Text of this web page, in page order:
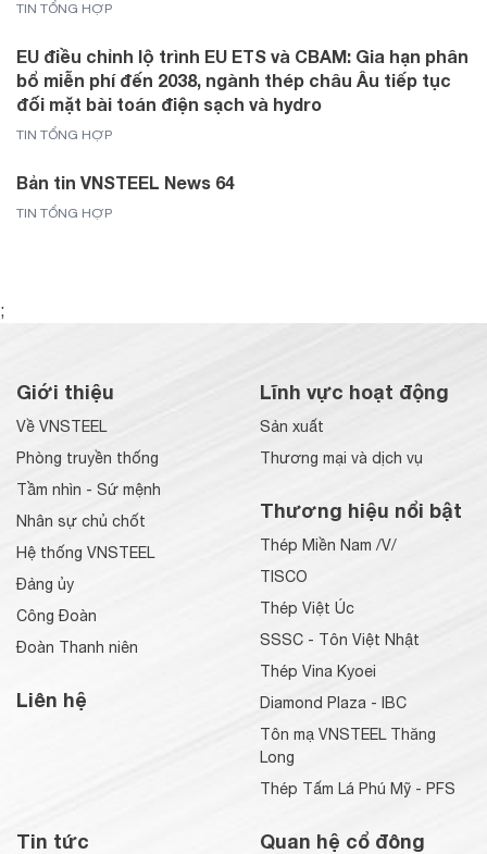
TIN TỔNG HỢP
EU điều chỉnh lộ trình EU ETS và CBAM: Gia hạn phân
bổ miễn phí đến 2038, ngành thép châu Âu tiếp tục
đối mặt bài toán điện sạch và hydro
TIN TỔNG HỢP
Bản tin VNSTEEL News 64
TIN TỔNG HỢP
;
Giới thiệu
Về VNSTEEL
Phòng truyền thống
Tầm nhìn - Sứ mệnh
Nhân sự chủ chốt
Hệ thống VNSTEEL
Đảng ủy
Công Đoàn
Đoàn Thanh niên
Liên hệ
Lĩnh vực hoạt động
Sản xuất
Thương mại và dịch vụ
Thương hiệu nổi bật
Thép Miền Nam /V/
TISCO
Thép Việt Úc
SSSC - Tôn Việt Nhật
Thép Vina Kyoei
Diamond Plaza - IBC
Tôn mạ VNSTEEL Thăng
Long
Thép Tấm Lá Phú Mỹ - PFS
Tin tức Quan hệ cổ đông